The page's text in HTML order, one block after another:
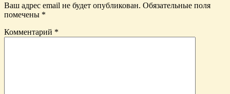
Ваш адрес email не будет опубликован. Обязательные поля
помечены *
Комментарий *